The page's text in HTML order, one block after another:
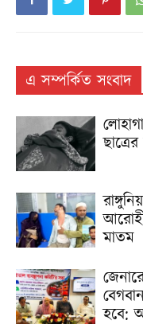
এ সম্পর্কিত সংবাদ
মাতম
হবে: